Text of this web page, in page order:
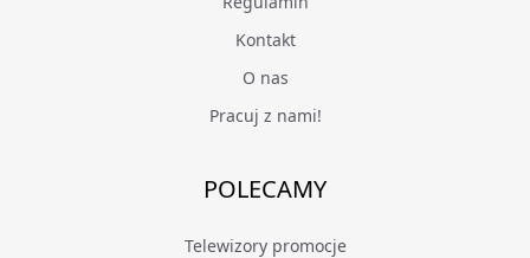
Kontakt
O nas
Pracuj z nami!
POLECAMY
Telewizory promocje